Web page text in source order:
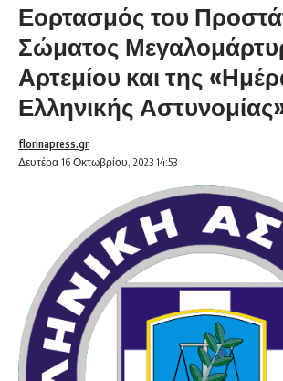
Εορτασμός του
Σώματος
Αρτεμίου και της
Ελληνικής
Δευτέρα 16 Οκτωβρίου, 2023 14:53
florinapress.gr